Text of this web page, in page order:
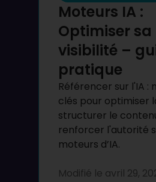
Moteurs IA :
Optimiser sa
visibilité –
pratique
Référencer sur l'IA :
clés pour optimiser
structurer le
renforcer l'autorité
moteurs d’IA.
Modifié le avril 29,